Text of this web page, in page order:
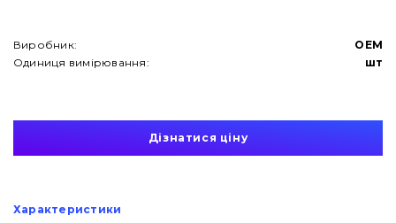
Виробник:
OEM
Одиниця вимірювання:
шт
Дізнатися ціну
Характеристики